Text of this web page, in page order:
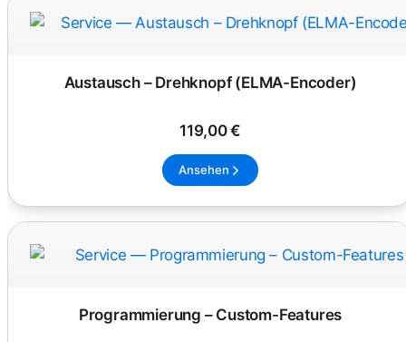
Austausch – Drehknopf (ELMA-Encoder)
119,00 €
Ansehen
Programmierung – Custom-Features